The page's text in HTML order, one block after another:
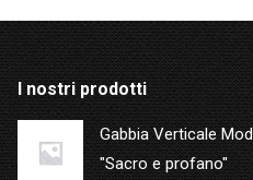
I nostri prodotti
Gabbia Verticale Mod
"Sacro e profano"